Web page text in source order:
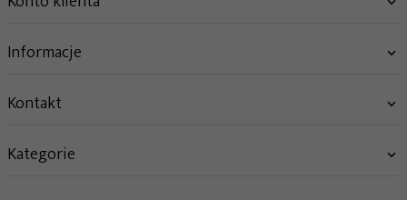
Informacje
Kontakt
Kategorie